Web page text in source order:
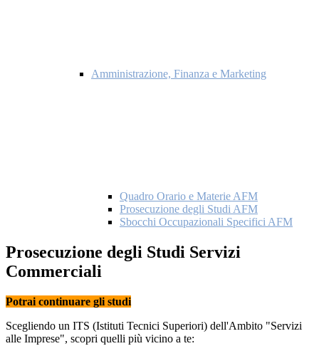
Amministrazione, Finanza e Marketing
Quadro Orario e Materie AFM
Prosecuzione degli Studi AFM
Sbocchi Occupazionali Specifici AFM
Prosecuzione degli Studi Servizi
Commerciali
Potrai continuare gli studi
Scegliendo un ITS (Istituti Tecnici Superiori) dell'Ambito "Servizi
alle Imprese", scopri quelli più vicino a te: